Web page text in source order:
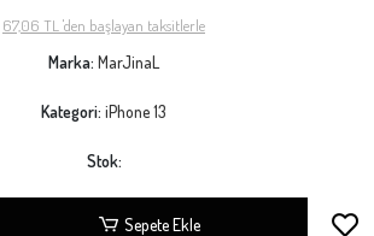
67,06 TL 'den başlayan taksitlerle
Marka: MarJinaL
Kategori: iPhone 13
Stok:
Sepete Ekle